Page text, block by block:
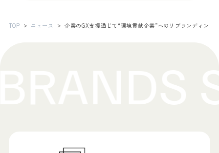
TOP ニュース 企業のGX支援通じて“環境貢献企業”へのリブランディン